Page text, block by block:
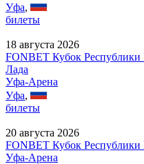
Уфа,
билеты
18 августа 2026
FONBET Кубок
Лада
Уфа-Арена
Уфа,
билеты
20 августа 2026
FONBET Кубок
Уфа-Арена